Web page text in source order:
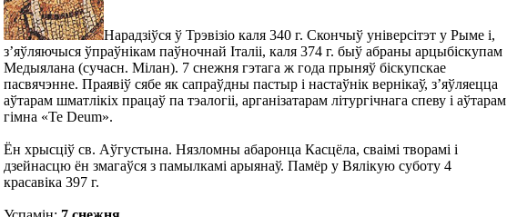
Нарадзіўся ў Трэвізіо каля 340 г. Скончыў універсітэт у Рыме і,
з’яўляючыся ўпраўнікам паўночнай Італіі, каля 374 г. быў абраны арцыбіскупам
Медыялана (сучасн. Мілан). 7 снежня гэтага ж года прыняў біскупскае
пасвячэнне. Праявіў сябе як сапраўдны пастыр і настаўнік вернікаў, з’яўляецца
аўтарам шматлікіх працаў па тэалогіі, арганізатарам літургічнага спеву і аўтарам
гімна «Te Deum».
Ён хрысціў св. Аўгустына. Нязломны абаронца Касцёла, сваімі творамі і
дзейнасцю ён змагаўся з памылкамі арыянаў. Памёр у Вялікую суботу 4
красавіка 397 г.